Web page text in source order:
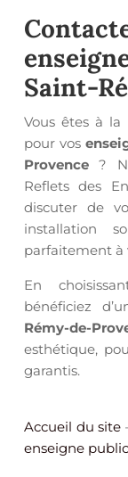
Saint-
Vous êtes à la
pour vos
Provence?
Reflets des
discuter de
installation
parfaitement à
En
bénéficiez
Rémy-de-
esthétique,
garantis.
Accueil du site
enseigne